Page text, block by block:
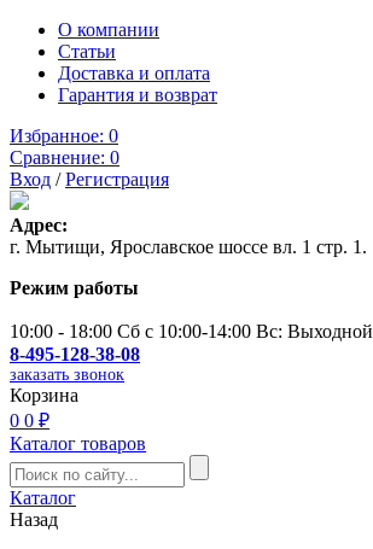
О компании
Статьи
Доставка и оплата
Гарантия и возврат
Избранное: 0
Сравнение: 0
Вход /Регистрация
Адрес:
г. Мытищи, Ярославское шоссе вл. 1 стр. 1.
Режим работы
10:00 - 18:00 Сб с 10:00-14:00 Вс: Выходной
8-495-128-38-08
заказать звонок
Корзина
0 0 ₽
Каталог товаров
Каталог
Назад